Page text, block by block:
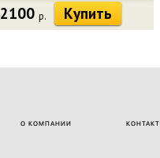
2100р. Купить
О КОМПАНИИ